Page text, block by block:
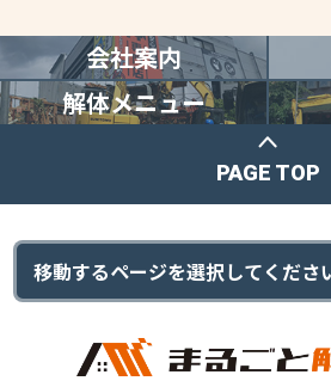
会社案内
解体メニュー
PAGE TOP